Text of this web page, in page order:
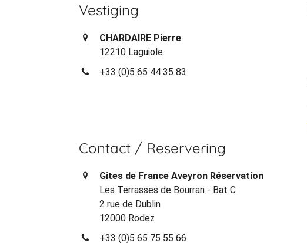
Vestiging
CHARDAIRE Pierre
12210 Laguiole
+33 (0)5 65 44 35 83
Contact / Reservering
Gites de France Aveyron Réservation
Les Terrasses de Bourran - Bat C
2 rue de Dublin
12000 Rodez
+33 (0)5 65 75 55 66